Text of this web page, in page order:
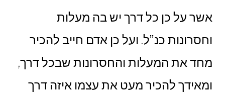
אשר על כן כל דרך יש בה מעלות
וחסרונות כנ”ל. ועל כן אדם חייב להכיר
מחד את המעלות והחסרונות שבכל דרך,
ומאידך להכיר מעט את עצמו איזה דרך